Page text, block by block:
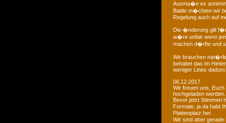
Ausma�e es
Battle m�chten wir
Regelung auch auf
Die �nderung gilt f�r
w�re unfair wenn
machen d�rfte und
Wir brauchen
behaltet das im
weniger Lines
06.12.2017
Wir freuen uns,
hochgeladen werden.
Bevor jetzt Stimmen
Formate, ja da habt
Plattenplatz her.
Wir sind aber